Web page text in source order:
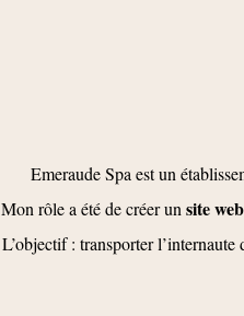
Emeraude Spa est un
Mon rôle a été de créer un site
L’objectif : transporter